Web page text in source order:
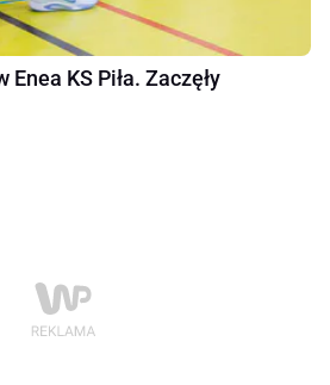
KS Piła. Zaczęły